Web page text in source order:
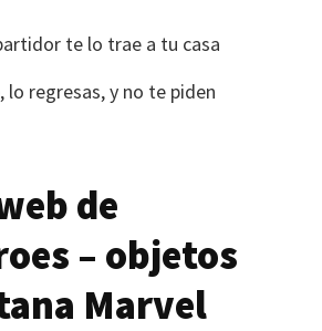
te lo trae a tu casa
lo regresas, y no te piden
de
– objetos
Marvel